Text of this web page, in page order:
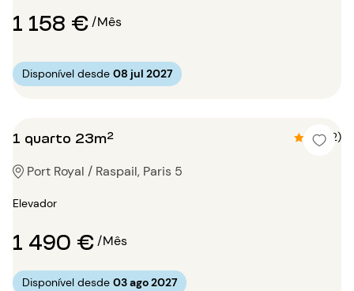
1 158 €/Mês
Disponível desde 08 jul 2027
1 quarto 23m² 4.5 (2)
Port Royal / Raspail, Paris 5
Elevador
1 490 €/Mês
Disponível desde 03 ago 2027